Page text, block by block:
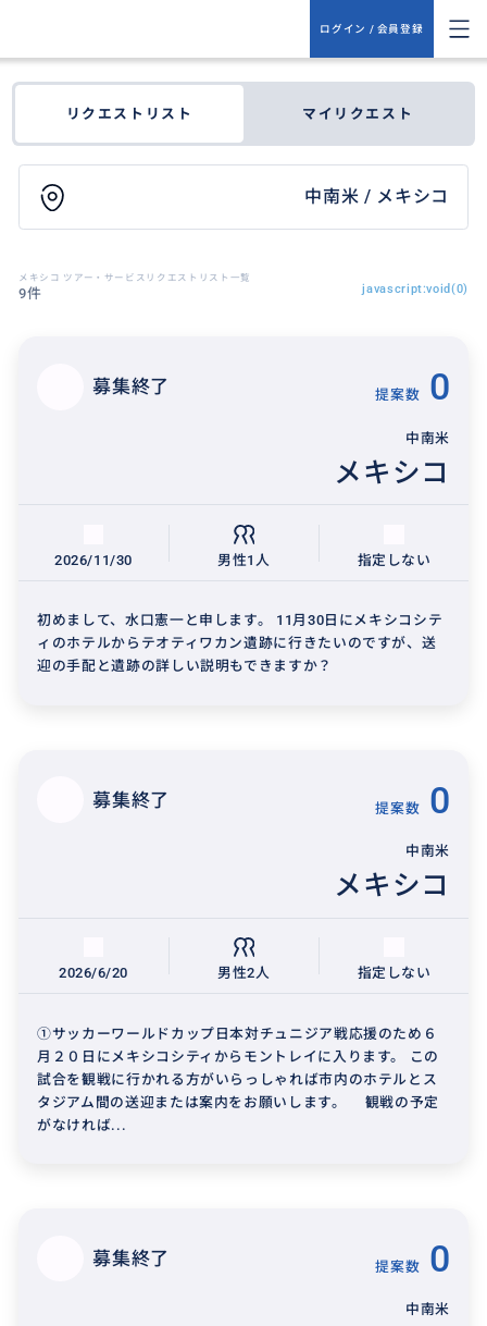
ログイン / 会員登録
リクエストリスト マイリクエスト
中南米 / メキシコ
メキシコ ツアー・サービスリクエストリスト一覧
9件 javascript:void(0)
募集終了 提案数 0
中南米
メキシコ
2026/11/30 男性1人 指定しない
初めまして、水口憲一と申します。 11月30日にメキシコシテ
ィのホテルからテオティワカン遺跡に行きたいのですが、送
迎の手配と遺跡の詳しい説明もできますか？
募集終了 提案数 0
中南米
メキシコ
2026/6/20 男性2人 指定しない
①サッカーワールドカップ日本対チュニジア戦応援のため６
月２０日にメキシコシティからモントレイに入ります。 この
試合を観戦に行かれる方がいらっしゃれば市内のホテルとス
タジアム間の送迎または案内をお願いします。 観戦の予定
がなければ...
募集終了 提案数 0
中南米